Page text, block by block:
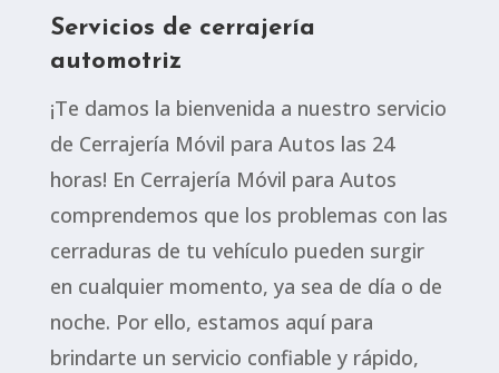
Servicios de cerrajería
automotriz
¡Te damos la bienvenida a nuestro servicio
de Cerrajería Móvil para Autos las 24
horas! En Cerrajería Móvil para Autos
comprendemos que los problemas con las
cerraduras de tu vehículo pueden surgir
en cualquier momento, ya sea de día o de
noche. Por ello, estamos aquí para
brindarte un servicio confiable y rápido,